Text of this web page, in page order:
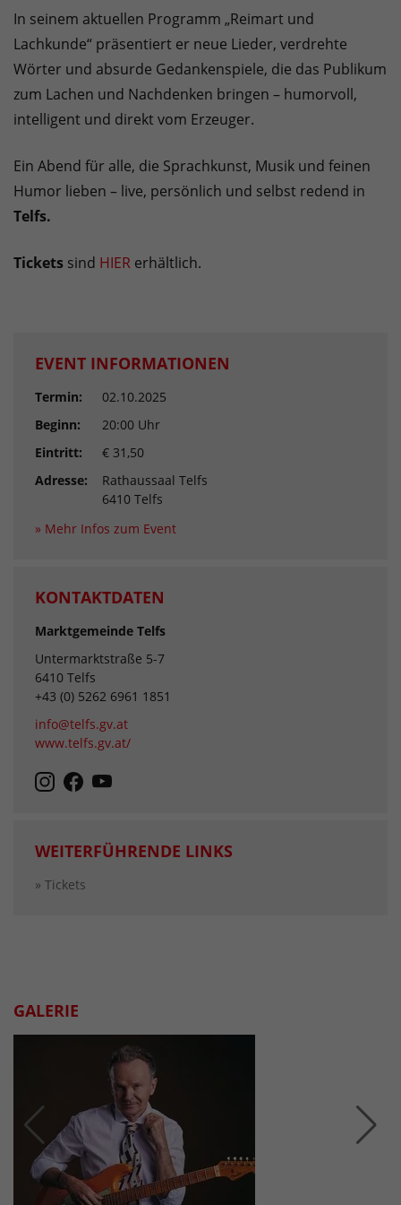
In seinem aktuellen Programm „Reimart und
Lachkunde“ präsentiert er neue Lieder, verdrehte
Wörter und absurde Gedankenspiele, die das Publikum
zum Lachen und Nachdenken bringen – humorvoll,
intelligent und direkt vom Erzeuger.
Ein Abend für alle, die Sprachkunst, Musik und feinen
Humor lieben – live, persönlich und selbst redend in
Telfs.
Tickets sind HIER erhältlich.
EVENT INFORMATIONEN
Termin:
02.10.2025
Beginn:
20:00 Uhr
Eintritt:
€ 31,50
Adresse:
Rathaussaal Telfs
6410 Telfs
» Mehr Infos zum Event
KONTAKTDATEN
Marktgemeinde Telfs
Untermarktstraße 5-7
6410 Telfs
+43 (0) 5262 6961 1851
info@telfs.gv.at
www.telfs.gv.at/
WEITERFÜHRENDE LINKS
» Tickets
GALERIE